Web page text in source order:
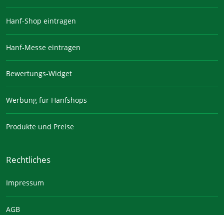
Hanf-Shop eintragen
Hanf-Messe eintragen
Bewertungs-Widget
Werbung für Hanfshops
Produkte und Preise
Rechtliches
Impressum
AGB